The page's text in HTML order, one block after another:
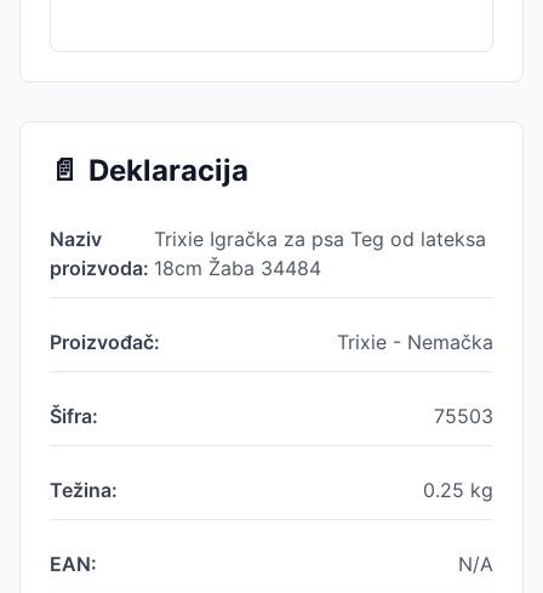
📄 Deklaracija
Naziv
proizvoda:
Trixie Igračka za psa Teg od lateksa
18cm Žaba 34484
Proizvođač: Trixie - Nemačka
Šifra: 75503
Težina: 0.25 kg
EAN: N/A